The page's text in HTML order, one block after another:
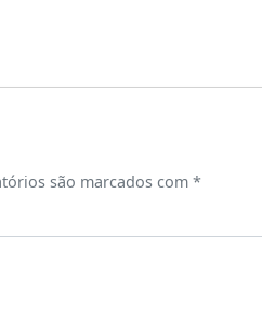
são marcados com *